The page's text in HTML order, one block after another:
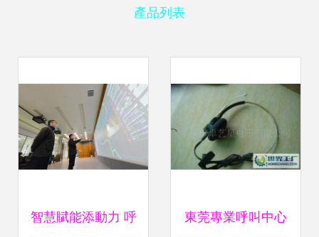
產品列表
智慧賦能添動力 呼 東莞專業呼叫中心